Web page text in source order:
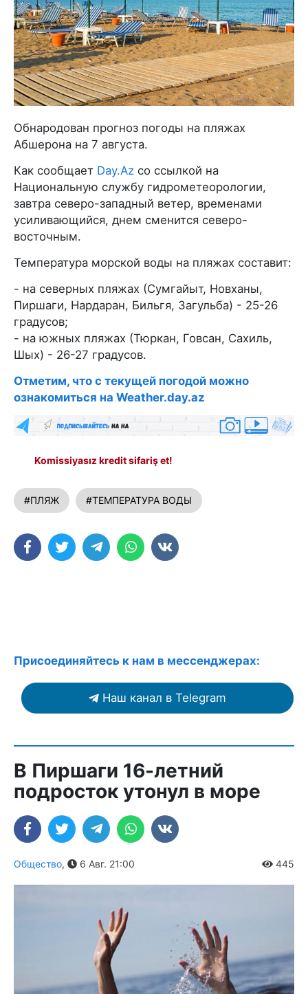
Обнародован прогноз погоды на пляжах
Абшерона на 7 августа.
Как сообщает Day.Az со ссылкой на
Национальную службу гидрометеорологии,
завтра северо-западный ветер, временами
усиливающийся, днем сменится северо-
восточным.
Температура морской воды на пляжах составит:
- на северных пляжах (Сумгайыт, Новханы,
Пиршаги, Нардаран, Бильгя, Загульба) - 25-26
градусов;
- на южных пляжах (Тюркан, Говсан, Сахиль,
Шых) - 26-27 градусов.
Отметим, что с текущей погодой можно
ознакомиться на Weather.day.az
Komissiyasız kredit sifariş et!
#ПЛЯЖ #ТЕМПЕРАТУРА ВОДЫ
Присоединяйтесь к нам в мессенджерах:
Наш канал в Telegram
В Пиршаги 16-летний
подросток утонул в море
Общество, 6 Авг. 21:00 445